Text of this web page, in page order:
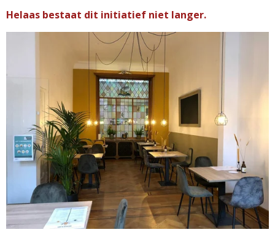
Helaas bestaat dit initiatief niet langer.